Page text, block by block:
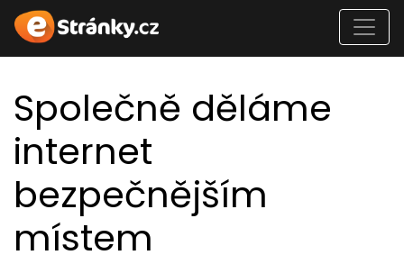
Společně děláme
internet
bezpečnějším
místem